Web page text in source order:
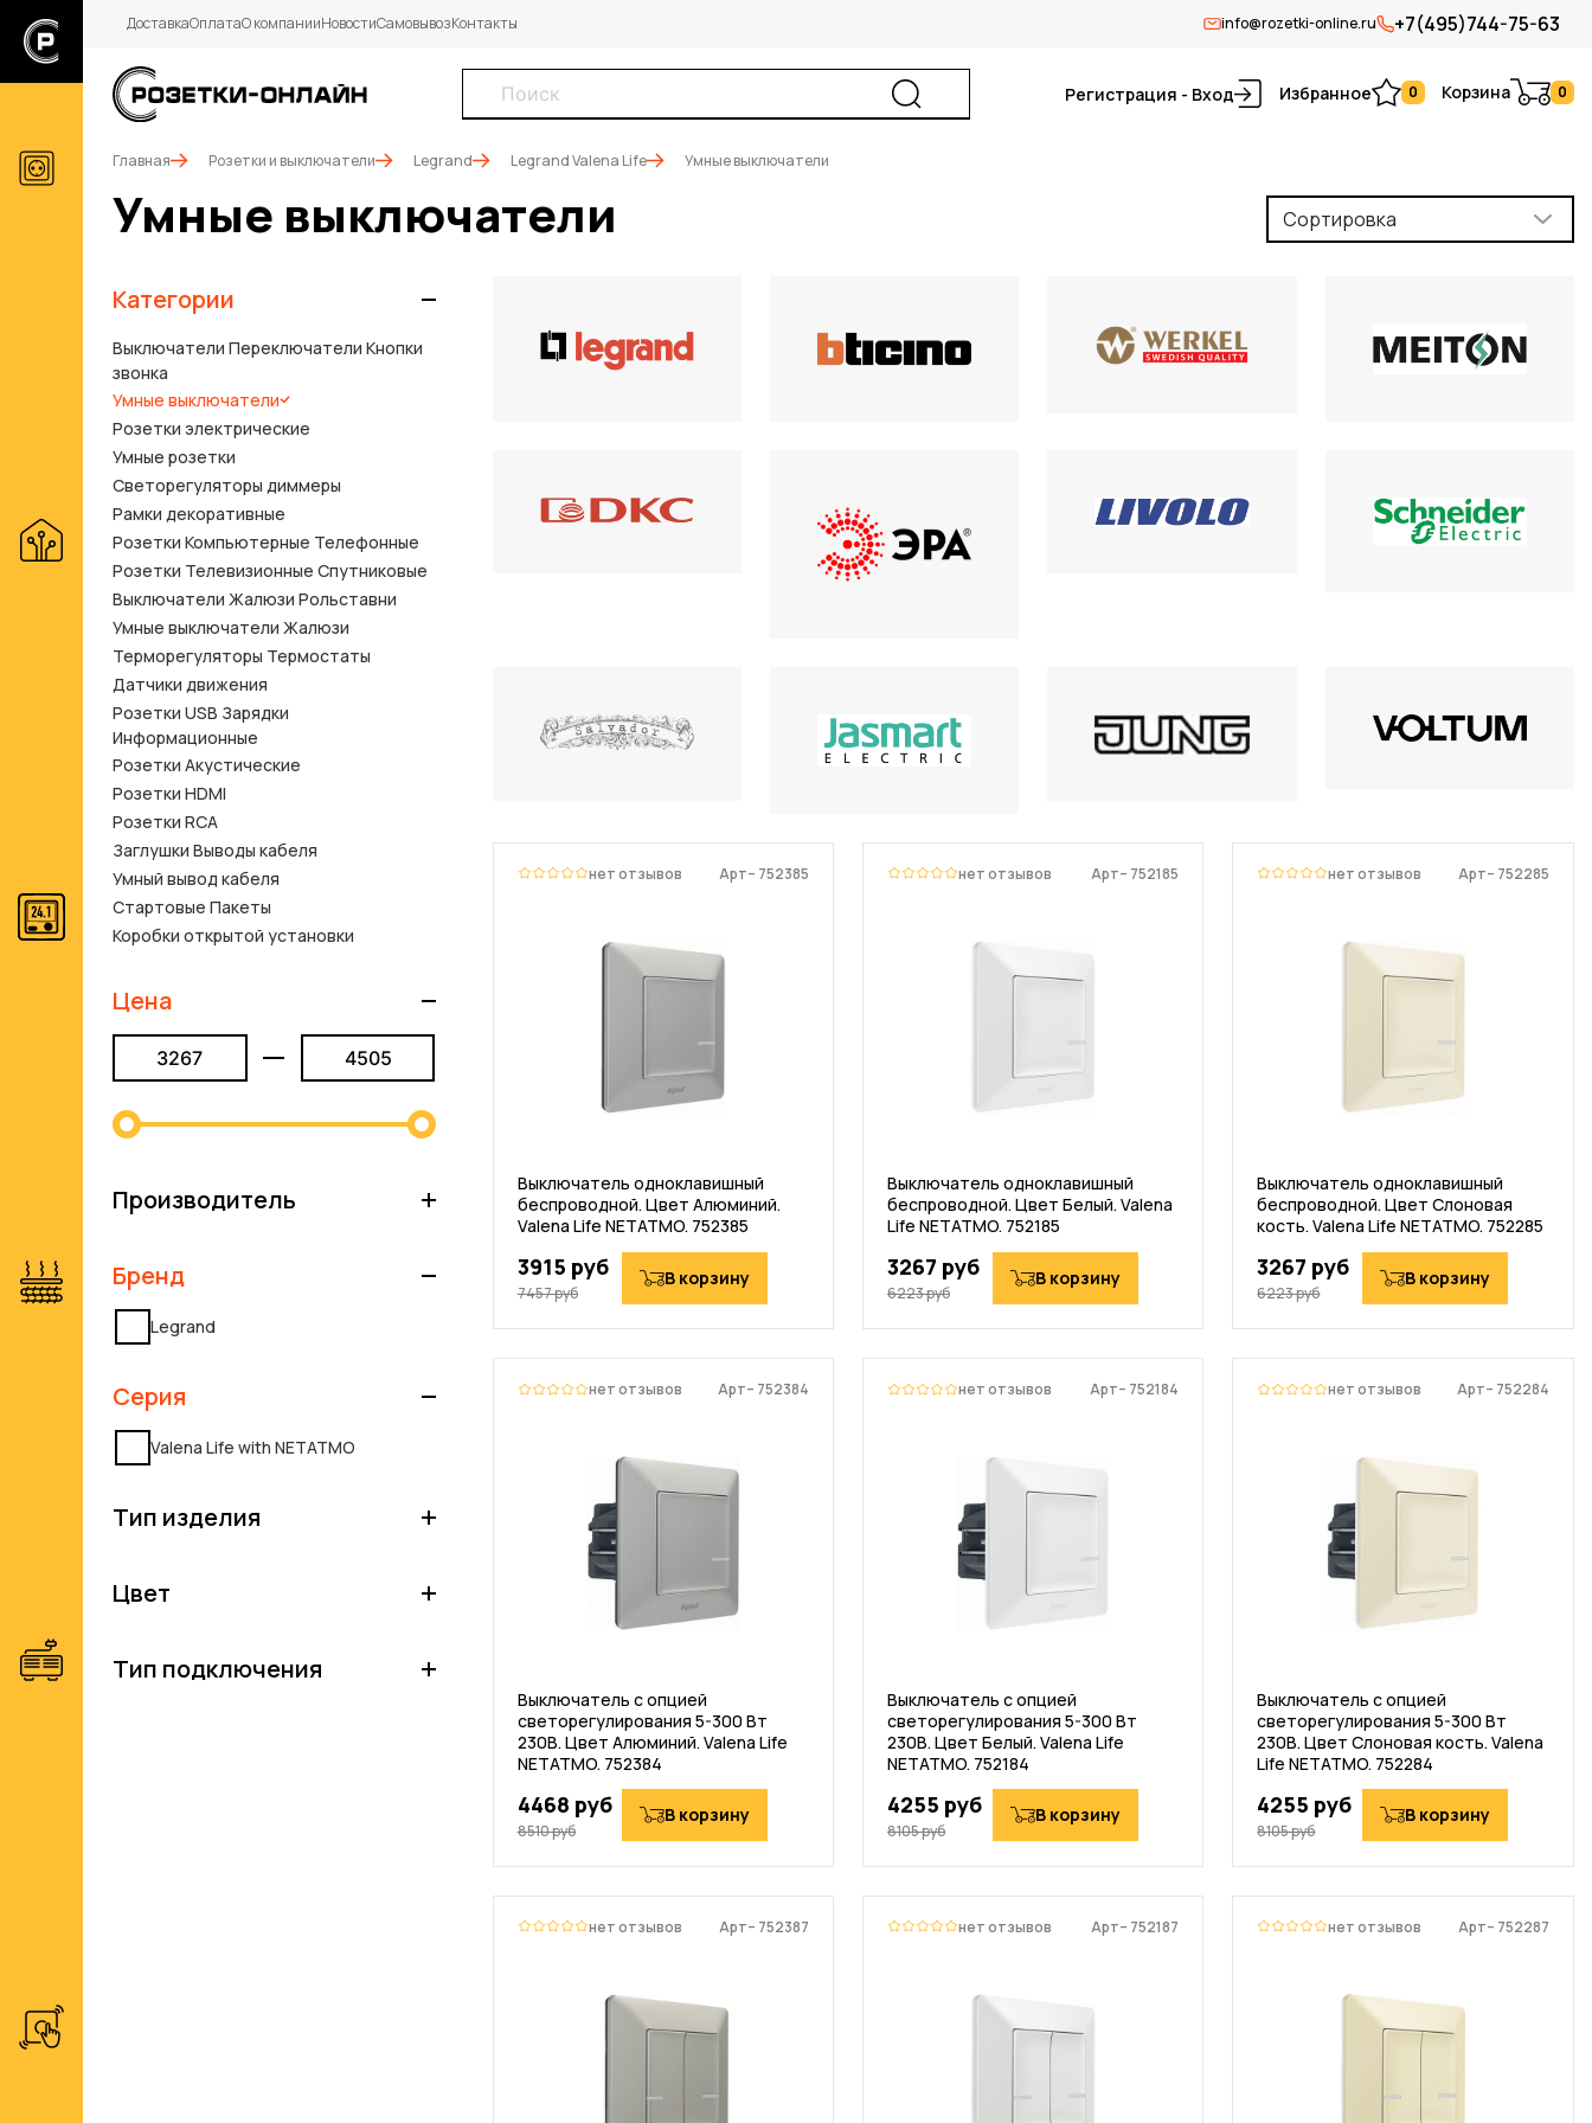
ДоставкаОплатаО компанииНовостиСамовывозКонтакты info@rozetki-online.ru +7(495)744-75-63
Регистрация - Вход Избранное 0 Корзина 0
Главная Розетки и выключатели Legrand Legrand Valena Life Умные выключатели
Умные выключатели Сортировка
Категории
Выключатели Переключатели Кнопки
звонка
Умные выключатели
Розетки электрические
Умные розетки
Светорегуляторы диммеры
Рамки декоративные
Розетки Компьютерные Телефонные
Розетки Телевизионные Спутниковые
Выключатели Жалюзи Рольставни
Умные выключатели Жалюзи
Терморегуляторы Термостаты
Датчики движения
Розетки USB Зарядки
Информационные
Розетки Акустические
Розетки HDMI
Розетки RCA
Заглушки Выводы кабеля
Умный вывод кабеля
Стартовые Пакеты
Коробки открытой установки
Цена
Производитель
Бренд
Legrand
Серия
Valena Life with NETATMO
Тип изделия
Цвет
Тип подключения
нет отзывов Арт– 752385
Выключатель одноклавишный
беспроводной. Цвет Алюминий.
Valena Life NETATMO. 752385
3915 руб
7457 руб
В корзину
нет отзывов Арт– 752185
Выключатель одноклавишный
беспроводной. Цвет Белый. Valena
Life NETATMO. 752185
3267 руб
6223 руб
В корзину
нет отзывов Арт– 752285
Выключатель одноклавишный
беспроводной. Цвет Слоновая
кость. Valena Life NETATMO. 752285
3267 руб
6223 руб
В корзину
нет отзывов Арт– 752384
Выключатель с опцией
светорегулирования 5-300 Вт
230В. Цвет Алюминий. Valena Life
NETATMO. 752384
4468 руб
8510 руб
В корзину
нет отзывов Арт– 752184
Выключатель с опцией
светорегулирования 5-300 Вт
230В. Цвет Белый. Valena Life
NETATMO. 752184
4255 руб
8105 руб
В корзину
нет отзывов Арт– 752284
Выключатель с опцией
светорегулирования 5-300 Вт
230В. Цвет Слоновая кость. Valena
Life NETATMO. 752284
4255 руб
8105 руб
В корзину
нет отзывов Арт– 752387 нет отзывов Арт– 752187 нет отзывов Арт– 752287